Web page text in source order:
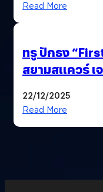
Read More
ทรู ปักธง
สยามสแควร์ เ
ยุคถัดไป
22/12/2025
Read More